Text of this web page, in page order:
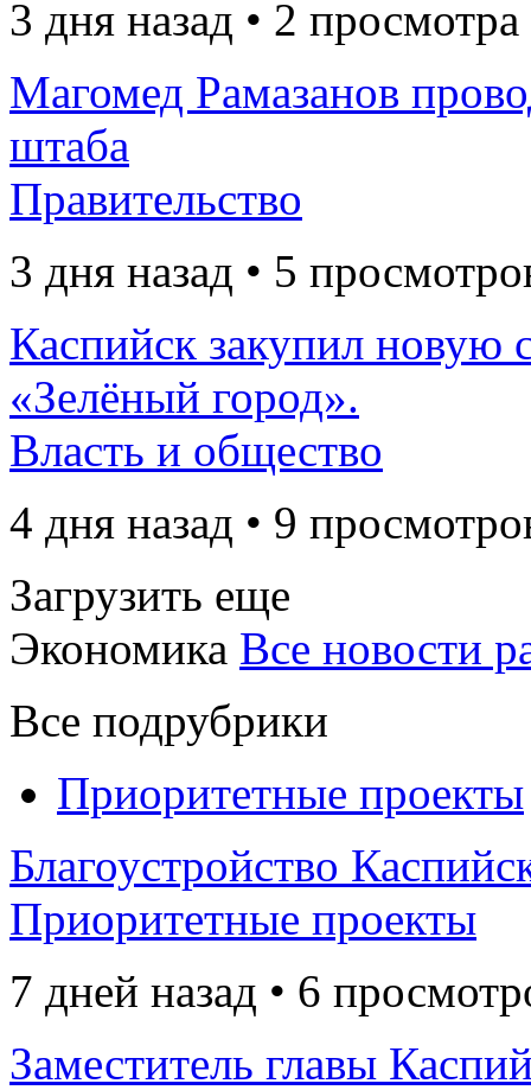
3 дня назад • 2 просмотра
Магомед Рамазанов
штаба
Правительство
3 дня назад • 5
Каспийск закупил
«Зелёный город».
Власть и общество
4 дня назад • 9
Загрузить еще
Экономика Все новости
Все подрубрики
Приоритетные проекты
Благоустройство
Приоритетные проекты
7 дней назад • 6
Заместитель главы